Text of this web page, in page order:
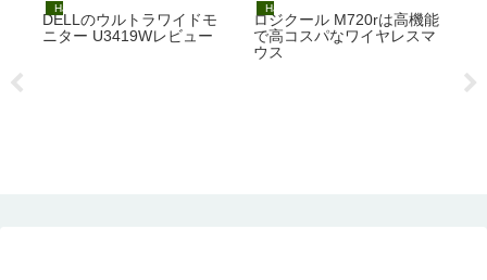
Hardware
DELLのウルトラワイドモ
ニター U3419Wレビュー
Hardware
ロジクール M720rは高機能
で高コスパなワイヤレスマ
ウス